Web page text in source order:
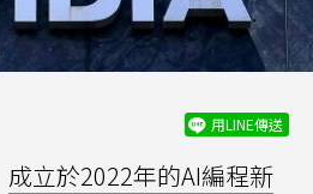
用LINE傳送
成立於2022年的AI編程新